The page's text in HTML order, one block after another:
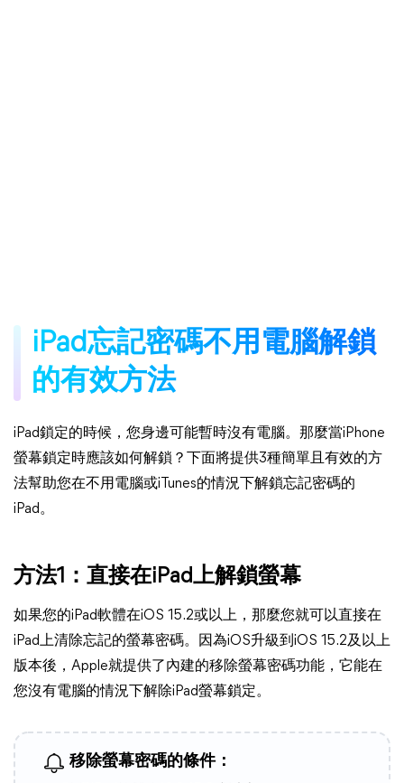
iPad忘記密碼不用電腦解鎖
的有效方法
iPad鎖定的時候，您身邊可能暫時沒有電腦。那麼當iPhone
螢幕鎖定時應該如何解鎖？下面將提供3種簡單且有效的方
法幫助您在不用電腦或iTunes的情況下解鎖忘記密碼的
iPad。
方法1：直接在iPad上解鎖螢幕
如果您的iPad軟體在iOS 15.2或以上，那麼您就可以直接在
iPad上清除忘記的螢幕密碼。因為iOS升級到iOS 15.2及以上
版本後，Apple就提供了內建的移除螢幕密碼功能，它能在
您沒有電腦的情況下解除iPad螢幕鎖定。
移除螢幕密碼的條件：